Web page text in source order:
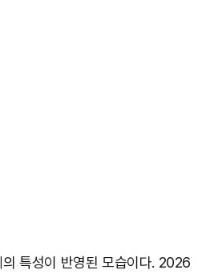
특성이 반영된 모습이다. 2026